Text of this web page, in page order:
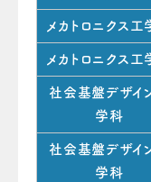
メカトロニクス工
メカトロニクス工
社会基盤デザイ
学科
社会基盤デザイ
学科